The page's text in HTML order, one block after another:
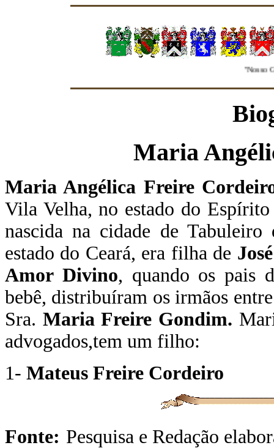
"Nosso
Maria
Maria Angélica Freire
Vila Velha, no estado do
nascida na cidade de
estado do Ceará, era filha de
Amor Divino, quando os pais
bebê, distribuíram os irmãos
Sra. Maria Freire Gondim.
advogados,tem um filho:
1- Mateus Freire Cordeiro
Fonte: Pesquisa e Redação